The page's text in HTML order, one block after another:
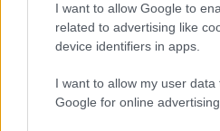
I want to allow Google to
related to advertising like
device identifiers in apps.
I want to allow my user data
Google for online